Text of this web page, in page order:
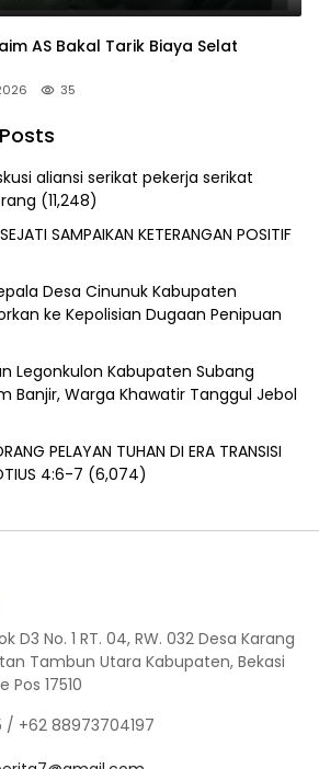
AS Bakal Tarik Biaya Selat
35
aliansi serikat pekerja serikat
(11,248)
SAMPAIKAN KETERANGAN POSITIF
Desa Cinunuk Kabupaten
ke Kepolisian Dugaan Penipuan
Legonkulon Kabupaten Subang
Banjir, Warga Khawatir Tanggul Jebol
PELAYAN TUHAN DI ERA TRANSISI
4:6-7 (6,074)
D3 No. 1 RT. 04, RW. 032 Desa Karang
Tambun Utara Kabupaten, Bekasi
Pos 17510
/ +62 88973704197